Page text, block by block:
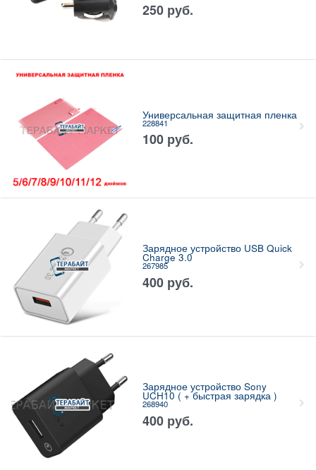
250 руб.
Универсальная защитная пленка
228841
100 руб.
Зарядное устройство USB Quick
Charge 3.0
267985
400 руб.
Зарядное устройство Sony
UCH10 ( + быстрая зарядка )
268940
400 руб.